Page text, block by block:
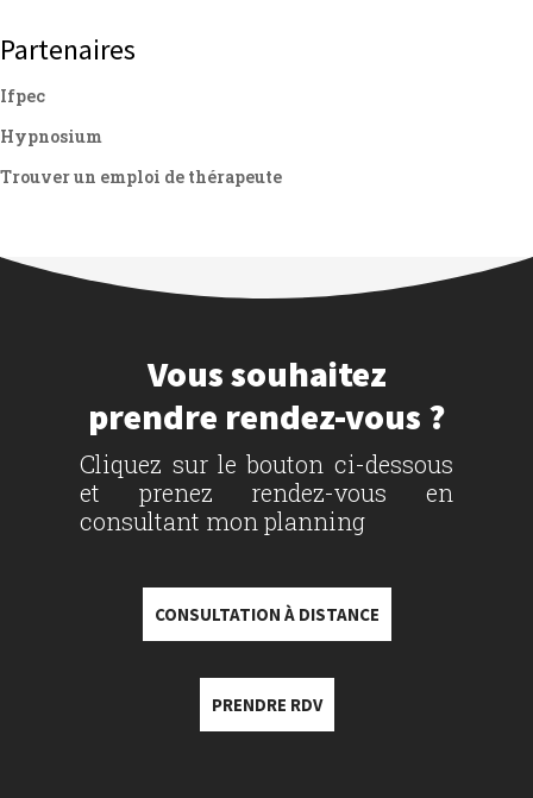
Partenaires
Ifpec
Hypnosium
Trouver un emploi de thérapeute
Vous souhaitez
prendre rendez-vous ?
Cliquez sur le bouton ci-dessous
et prenez rendez-vous en
consultant mon planning
CONSULTATION À DISTANCE
PRENDRE RDV